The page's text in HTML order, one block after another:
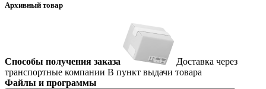
Архивный товар
Способы получения заказа
Доставка через
транспортные компании В пункт выдачи товара
Файлы и программы